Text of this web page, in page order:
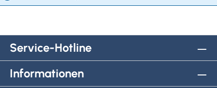
Service-Hotline
Informationen